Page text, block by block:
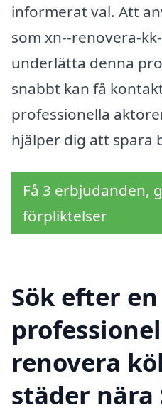
informerat val. Att
som xn--renovera-
underlätta denna
snabbt kan få
professionella
hjälper dig att spara
Få 3 erbjudanden,
förpliktelser
Sök efter en
renovera
städer nära